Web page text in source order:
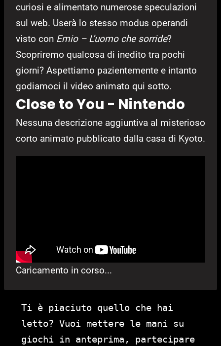
curiosi e alimentato numerose speculazioni
sul web. Userà lo stesso modus operandi
visto con Emio – L’uomo che sorride?
Scopriremo qualcosa di inedito tra pochi
giorni? Aspettiamo pazientemente e intanto
godiamoci il video animato qui sotto.
Close to You - Nintendo
Nessuna descrizione aggiuntiva al misterioso
corto animato pubblicato dalla casa di Kyoto.
Caricamento in corso...
Ti è piaciuto quello che hai
letto? Vuoi mettere le mani su
giochi in anteprima, partecipare